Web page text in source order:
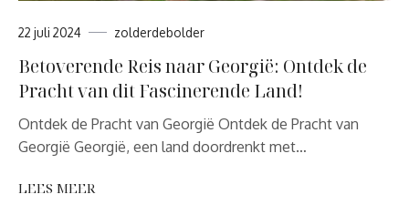
22 juli 2024 zolderdebolder
Betoverende Reis naar Georgië: Ontdek de
Pracht van dit Fascinerende Land!
Ontdek de Pracht van Georgië Ontdek de Pracht van
Georgië Georgië, een land doordrenkt met…
LEES MEER